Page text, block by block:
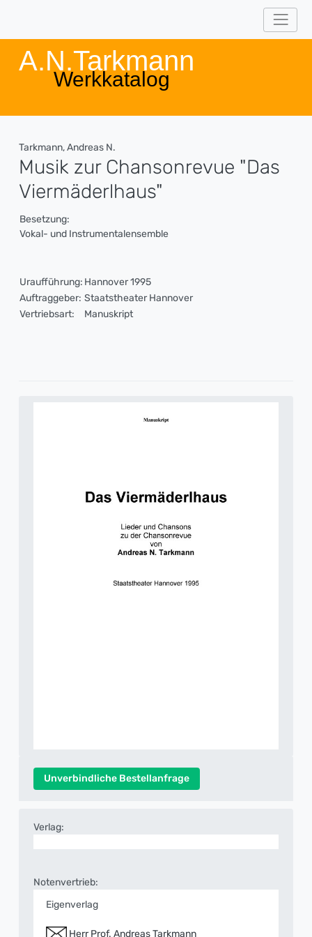
A.N.Tarkmann
Werkkatalog
Tarkmann, Andreas N.
Musik zur Chansonrevue "Das
Viermäderlhaus"
Besetzung:
Vokal- und Instrumentalensemble
Uraufführung: Hannover 1995
Auftraggeber: Staatstheater Hannover
Vertriebsart:
Manuskript
Unverbindliche Bestellanfrage
Verlag:
Notenvertrieb:
Eigenverlag
Herr Prof. Andreas Tarkmann